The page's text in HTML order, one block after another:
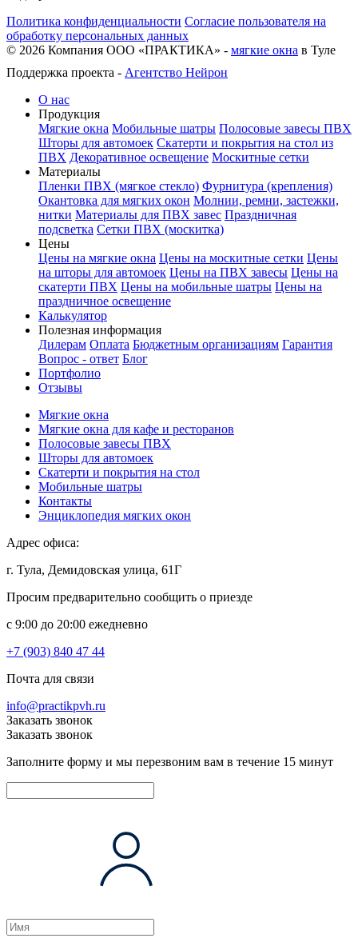
Политика конфиденциальности Согласие пользователя на
обработку персональных данных
© 2026 Компания ООО «ПРАКТИКА» - мягкие окна в Туле
Поддержка проекта - Агентство Нейрон
О нас
Продукция
Мягкие окна Мобильные шатры Полосовые завесы ПВХ
Шторы для автомоек Скатерти и покрытия на стол из
ПВХ Декоративное освещение Москитные сетки
Материалы
Пленки ПВХ (мягкое стекло) Фурнитура (крепления)
Окантовка для мягких окон Молнии, ремни, застежки,
нитки Материалы для ПВХ завес Праздничная
подсветка Сетки ПВХ (москитка)
Цены
Цены на мягкие окна Цены на москитные сетки Цены
на шторы для автомоек Цены на ПВХ завесы Цены на
скатерти ПВХ Цены на мобильные шатры Цены на
праздничное освещение
Калькулятор
Полезная информация
Дилерам Оплата Бюджетным организациям Гарантия
Вопрос - ответ Блог
Портфолио
Отзывы
Мягкие окна
Мягкие окна для кафе и ресторанов
Полосовые завесы ПВХ
Шторы для автомоек
Скатерти и покрытия на стол
Мобильные шатры
Контакты
Энциклопедия мягких окон
Адрес офиса:
г. Тула, Демидовская улица, 61Г
Просим предварительно сообщить о приезде
c 9:00 до 20:00 ежедневно
+7 (903) 840 47 44
Почта для связи
info@practikpvh.ru
Заказать звонок
Заказать звонок
Заполните форму и мы перезвоним вам в течение 15 минут